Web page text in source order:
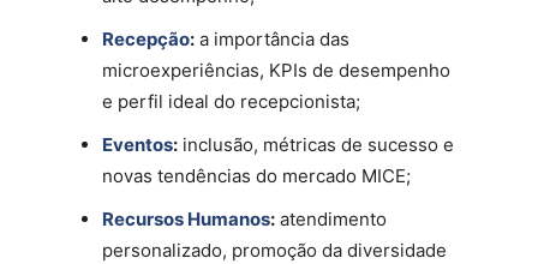
Recepção: a importância das
microexperiências, KPIs de desempenho
e perfil ideal do recepcionista;
Eventos: inclusão, métricas de sucesso e
novas tendências do mercado MICE;
Recursos Humanos: atendimento
personalizado, promoção da diversidade